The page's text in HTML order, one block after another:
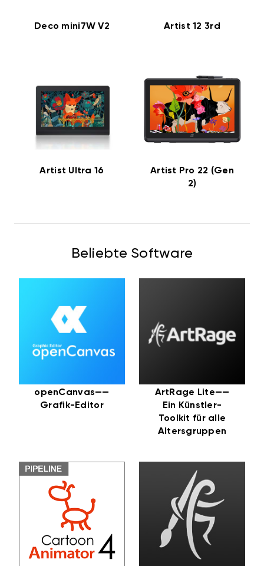
Deco mini7W V2 Artist 12 3rd
Artist Ultra 16
Artist Pro 22 (Gen
2)
Beliebte Software
openCanvas——
Grafik-Editor
ArtRage Lite——
Ein Künstler-
Toolkit für alle
Altersgruppen